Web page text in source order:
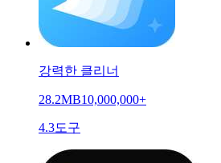
강력한 클리너
28.2MB10,000,000+
4.3도구